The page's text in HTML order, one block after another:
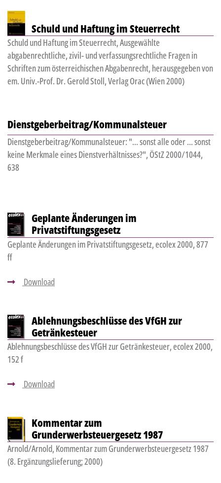
Schuld und Haftung im Steuerrecht
Schuld und Haftung im Steuerrecht, Ausgewählte
abgabenrechtliche, zivil- und verfassungsrechtliche Fragen in
Schriften zum österreichischen Abgabenrecht, herausgegeben von
em. Univ.-Prof. Dr. Gerold Stoll, Verlag Orac (Wien 2000)
Dienstgeberbeitrag/Kommunalsteuer
Dienstgeberbeitrag/Kommunalsteuer: "... sonst alle oder ... sonst
keine Merkmale eines Dienstverhältnisses?", ÖStZ 2000/1044,
638
Geplante Änderungen im
Privatstiftungsgesetz
Geplante Änderungen im Privatstiftungsgesetz, ecolex 2000, 877
ff
Download
Ablehnungsbeschlüsse des VfGH zur
Getränkesteuer
Ablehnungsbeschlüsse des VfGH zur Getränkesteuer, ecolex 2000,
152 f
Download
Kommentar zum
Grunderwerbsteuergesetz 1987
Arnold/Arnold, Kommentar zum Grunderwerbsteuergesetz 1987
(8. Ergänzungslieferung; 2000)